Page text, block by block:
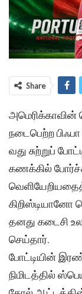
Share
அமெரிக்காவின்
நடைபெற்ற
வது சுற்றுப்
கணக்கில்
கிறிஸ்டியானோ
தனது கடைசி
செய்தார்.
போட்டியின்
நிமிடத்தில்